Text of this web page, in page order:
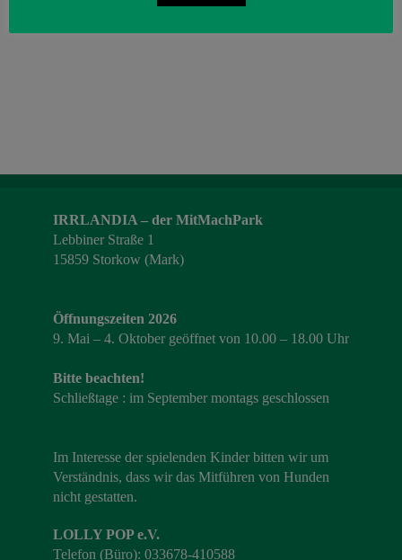
IRRLANDIA – der MitMachPark
Lebbiner Straße 1
15859 Storkow (Mark)
Öffnungszeiten 2026
9. Mai – 4. Oktober geöffnet von 10.00 – 18.00 Uhr
Bitte beachten!
Schließtage : im September montags geschlossen
Im Interesse der spielenden Kinder bitten wir um
Verständnis, dass wir das Mitführen von Hunden
nicht gestatten.
LOLLY POP e.V.
Telefon (Büro): 033678-410588